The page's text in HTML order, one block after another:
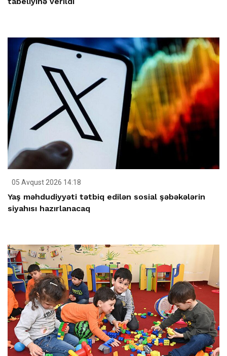
05 Avqust 2026 14:18
Yaş məhdudiyyəti tətbiq edilən sosial şəbəkələrin
siyahısı hazırlanacaq